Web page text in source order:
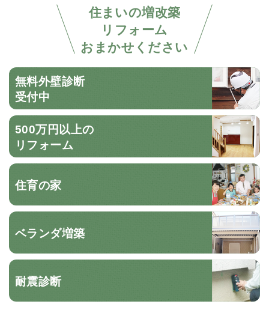
住まいの増改築
リフォーム
おまかせください
無料外壁診断
受付中
500万円以上の
リフォーム
住育の家
ベランダ増築
耐震診断